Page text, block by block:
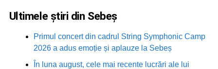
Ultimele știri din Sebeș
Primul concert din cadrul String Symphonic Camp
2026 a adus emoție și aplauze la Sebeș
În luna august, cele mai recente lucrări ale lui